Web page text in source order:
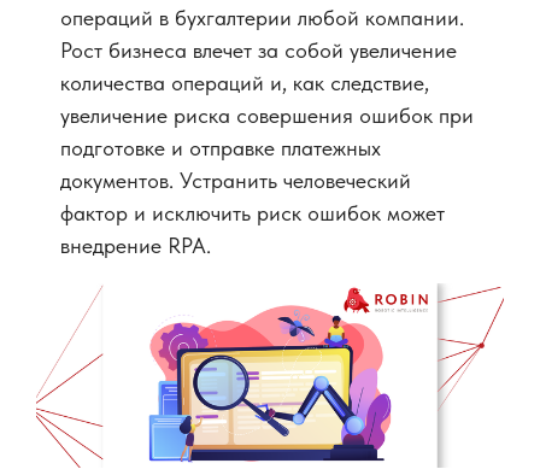
операций в бухгалтерии любой компании.
Рост бизнеса влечет за собой увеличение
количества операций и, как следствие,
увеличение риска совершения ошибок при
подготовке и отправке платежных
документов. Устранить человеческий
фактор и исключить риск ошибок может
внедрение RPA.